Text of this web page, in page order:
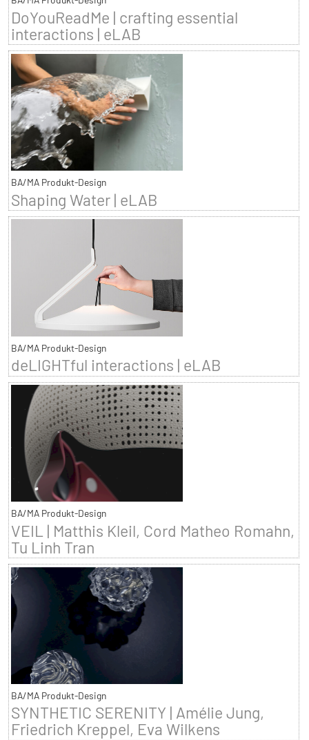
DoYouReadMe | crafting essential
interactions | eLAB
BA/MA Produkt-Design
Shaping Water | eLAB
BA/MA Produkt-Design
deLIGHTful interactions | eLAB
BA/MA Produkt-Design
VEIL | Matthis Kleil, Cord Matheo Romahn,
Tu Linh Tran
BA/MA Produkt-Design
SYNTHETIC SERENITY | Amélie Jung,
Friedrich Kreppel, Eva Wilkens